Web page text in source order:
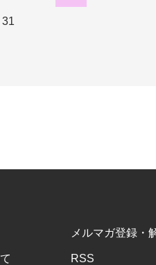
31
メルマガ登録・
RSS